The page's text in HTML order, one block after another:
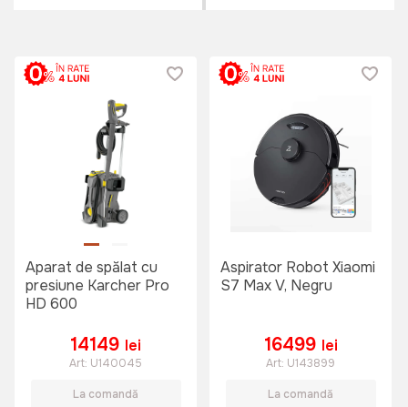
Aparat de spălat cu
presiune Karcher Pro
HD 600
14149 lei
Art: U140045
La comandă
Aspirator Robot Xiaomi
S7 Max V, Negru
16499 lei
Art: U143899
La comandă